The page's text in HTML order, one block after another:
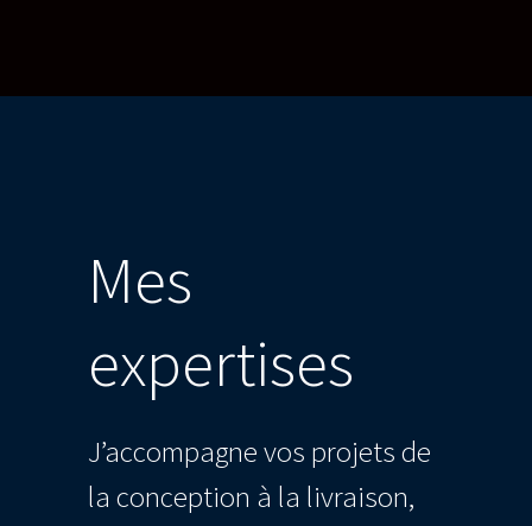
Mes
expertises
J’accompagne vos projets de
la conception à la livraison,